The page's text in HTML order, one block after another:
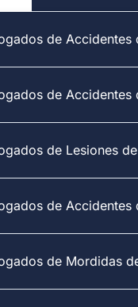
de Accidentes
de Accidentes
de Lesiones
de Accidentes
de Mordidas